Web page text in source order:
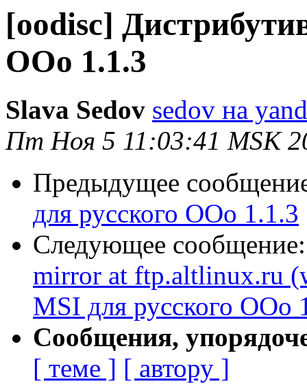
[oodisc]
ООо 1.1.3
Slava Sedov sedov на
Пт Ноя 5 11:03:41 MSK
Предыдущее
для русского ООо 1.1.3
Следующее
mirror at ftp.altlinux.ru
MSI для русского ООо
Сообщения,
[ теме ] [ автору ]